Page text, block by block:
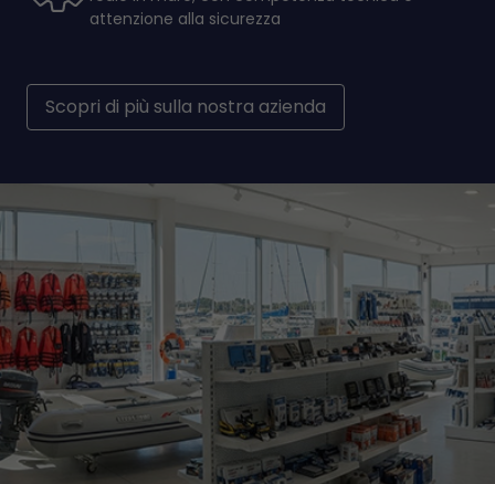
attenzione alla sicurezza
Scopri di più sulla nostra azienda